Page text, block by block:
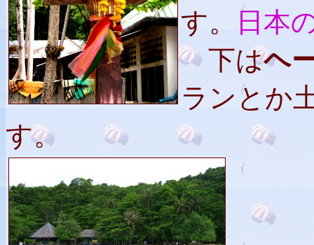
す。日本
下はヘ
ランとか
す。